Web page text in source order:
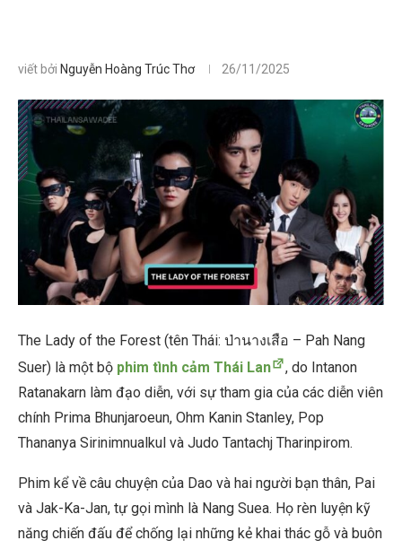
viết bởi Nguyễn Hoàng Trúc Thơ 26/11/2025
The Lady of the Forest (tên Thái: ป่านางเสือ – Pah Nang
Suer) là một bộ phim tình cảm Thái Lan
, do Intanon
Ratanakarn làm đạo diễn, với sự tham gia của các diễn viên
chính Prima Bhunjaroeun, Ohm Kanin Stanley, Pop
Thananya Sirinimnualkul và Judo Tantachj Tharinpirom.
Phim kể về câu chuyện của Dao và hai người bạn thân, Pai
và Jak-Ka-Jan, tự gọi mình là Nang Suea. Họ rèn luyện kỹ
năng chiến đấu để chống lại những kẻ khai thác gỗ và buôn